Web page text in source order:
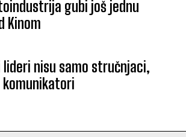
gubi još jednu
Kinom
lideri nisu samo stručnjaci,